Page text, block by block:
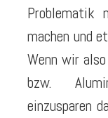
Problematik
machen und
Wenn wir
bzw.
einzusparen